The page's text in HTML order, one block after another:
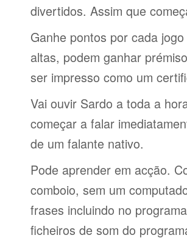
divertidos. Assim que
Ganhe pontos por cada
altas, podem ganhar
ser impresso como um
Vai ouvir Sardo a toda a
começar a falar
de um falante nativo.
Pode aprender em acção.
comboio, sem um
frases incluindo no
ficheiros de som do